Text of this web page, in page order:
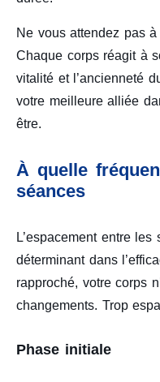
Ne vous attendez pas
Chaque corps réagit à
vitalité et l’ancienneté
votre meilleure alliée
être.
À quelle
séances
L’espacement entre
déterminant dans
rapproché, votre corps
changements. Trop
Phase initiale